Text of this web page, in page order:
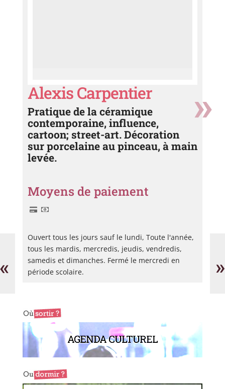
«
Raising
stones
events »
Alexis Carpentier
Pratique de la céramique
contemporaine, influence,
cartoon; street-art. Décoration
sur porcelaine au pinceau, à main
levée.
Moyens de paiement
Ouvert tous les jours sauf le lundi, Toute l'année,
tous les mardis, mercredis, jeudis, vendredis,
samedis et dimanches. Fermé le mercredi en
période scolaire.
AGENDA CULTUREL